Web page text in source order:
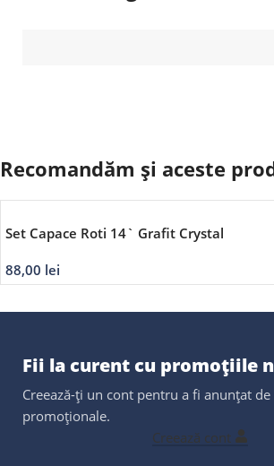
Recomandăm și aceste
Set Capace Roti 14` Grafit Crystal
88,00 lei
Fii la curent cu promoțiile
Creează-ți un cont pentru a fi anunțat
promoționale.
Creează cont